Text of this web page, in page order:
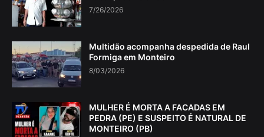
7/26/2026
Multidão acompanha despedida de Raul
Formiga em Monteiro
8/03/2026
MULHER É MORTA A FACADAS EM
PEDRA (PE) E SUSPEITO É NATURAL DE
MONTEIRO (PB)